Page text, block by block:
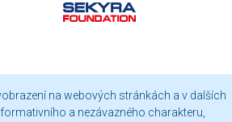
na webových stránkách a v dalších
a nezávazného charakteru,